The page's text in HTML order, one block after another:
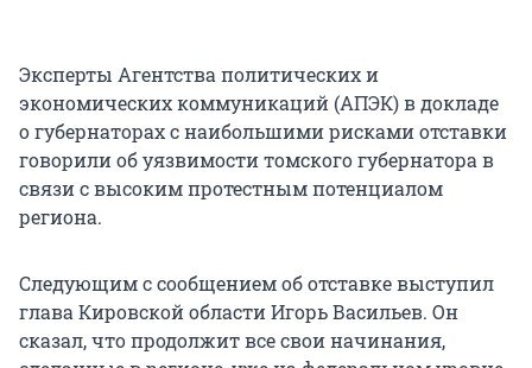
Эксперты Агентства политических и
экономических коммуникаций (АПЭК) в докладе
о губернаторах с наибольшими рисками отставки
говорили об уязвимости томского губернатора в
связи с высоким протестным потенциалом
региона.
Следующим с сообщением об отставке выступил
глава Кировской области Игорь Васильев. Он
сказал, что продолжит все свои начинания,